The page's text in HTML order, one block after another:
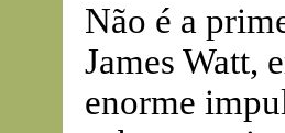
Não é a
James Watt,
enorme